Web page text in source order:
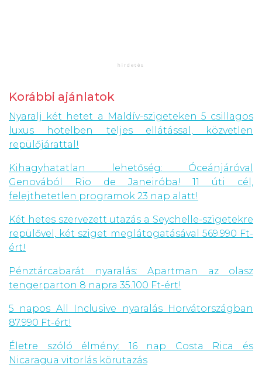
Korábbi ajánlatok
Nyaralj két hetet a Maldív-szigeteken 5 csillagos
luxus hotelben teljes ellátással, közvetlen
repülőjárattal!
Kihagyhatatlan lehetőség: Óceánjáróval
Genovából Rio de Janeiróba! 11 úti cél,
felejthetetlen programok 23 nap alatt!
Két hetes szervezett utazás a Seychelle-szigetekre
repülővel, két sziget meglátogatásával 569.990 Ft-
ért!
Pénztárcabarát nyaralás: Apartman az olasz
tengerparton 8 napra 35.100 Ft-ért!
5 napos All Inclusive nyaralás Horvátországban
87.990 Ft-ért!
Életre szóló élmény: 16 nap Costa Rica és
Nicaragua vitorlás körutazás